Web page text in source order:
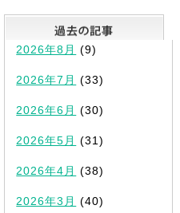
最新記事一覧
2026年8月 (9)
2026年7月 (33)
2026年6月 (30)
2026年5月 (31)
2026年4月 (38)
2026年3月 (40)